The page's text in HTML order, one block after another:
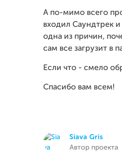
А по-мимо всего
входил Саундтрек
одна из причин,
сам все загрузит в
Если что - смело
Спасибо вам всем!
Siava Gris
Автор проекта